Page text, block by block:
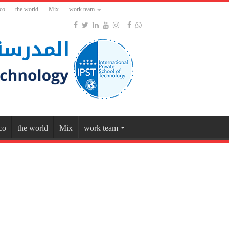
the world Mix work team
the world Mix work team